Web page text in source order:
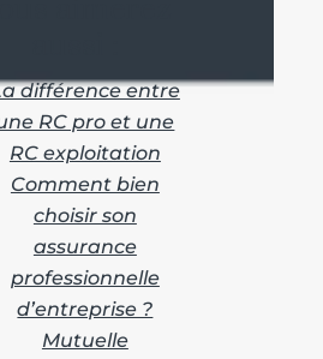
différence entre
RC pro et une
RC exploitation
Comment bien
choisir son
assurance
professionnelle
d’entreprise ?
Mutuelle